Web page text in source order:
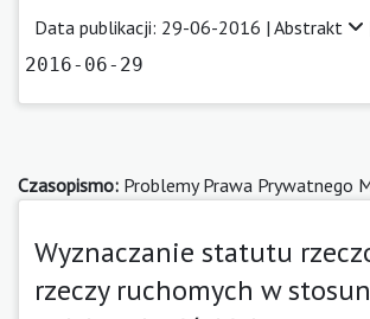
Data publikacji: 29-06-2016 | Abstrakt
2016-06-29
Czasopismo: Problemy Prawa Prywatnego
Wyznaczanie statutu
rzeczy ruchomych w